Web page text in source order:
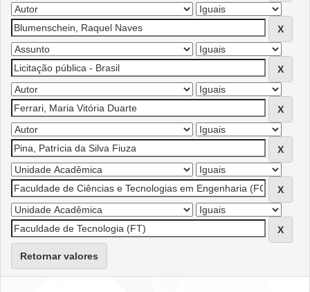
Retornar valores